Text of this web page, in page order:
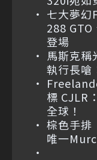
七大夢幻
288
登場
馬斯克
執行長嗆
標 CJLR
全球！
棕色手排
唯一